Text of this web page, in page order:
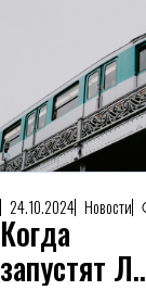
Касымбек
рассказал о
ходе
строительства
сроки
прибытия в
столицу
24.10.2024 Новости
Когда
запустят